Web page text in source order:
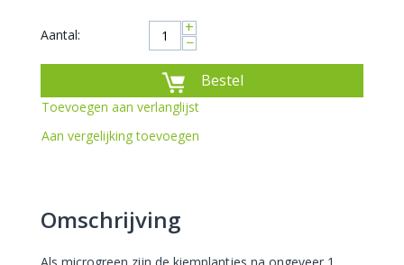
Aantal: +
−
Bestel
Toevoegen aan verlanglijst
Aan vergelijking toevoegen
Omschrijving